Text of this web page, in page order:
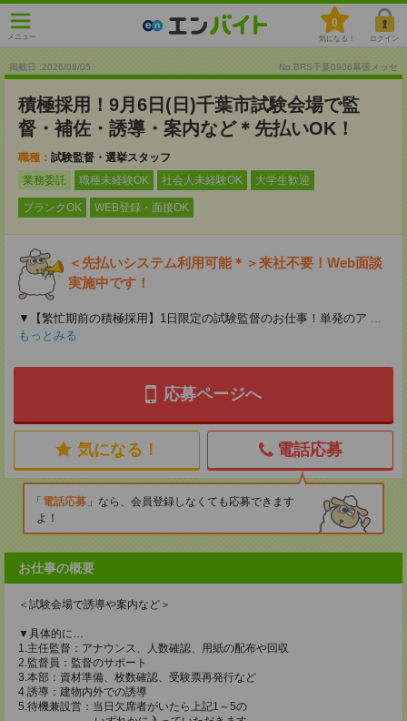
メニュー
0
気になる！ ログイン
掲載日 :2026/08/05 No.BRS千葉0906幕張メッセ
積極採用！9月6日(日)千葉市試験会場で監
督・補佐・誘導・案内など＊先払いOK！
職種： 試験監督・選挙スタッフ
業務委託
職種未経験OK 社会人未経験OK 大学生歓迎
ブランクOK WEB登録・面接OK
＜先払いシステム利用可能＊＞来社不要！Web面談
実施中です！
▼【繁忙期前の積極採用】1日限定の試験監督のお仕事！単発のア ...
もっとみる
応募ページへ
気になる！ 電話応募
電話応募
なら、会員登録しなくても応募できます
よ！
お仕事の概要
＜試験会場で誘導や案内など＞
▼具体的に…
1.主任監督：アナウンス、人数確認、用紙の配布や回収
2.監督員：監督のサポート
3.本部：資材準備、枚数確認、受験票再発行など
4.誘導：建物内外での誘導
5.待機兼設営：当日欠席者がいたら上記1～5の